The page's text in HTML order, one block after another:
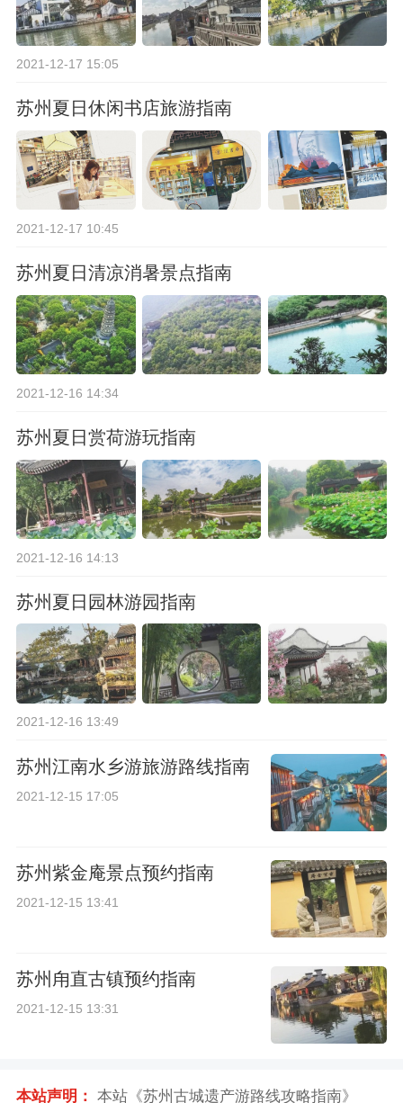
2021-12-17 15:05
苏州夏日休闲书店旅游指南
2021-12-17 10:45
苏州夏日清凉消暑景点指南
2021-12-16 14:34
苏州夏日赏荷游玩指南
2021-12-16 14:13
苏州夏日园林游园指南
2021-12-16 13:49
苏州江南水乡游旅游路线指南
2021-12-15 17:05
苏州紫金庵景点预约指南
2021-12-15 13:41
苏州甪直古镇预约指南
2021-12-15 13:31
本站声明： 本站《苏州古城遗产游路线攻略指南》